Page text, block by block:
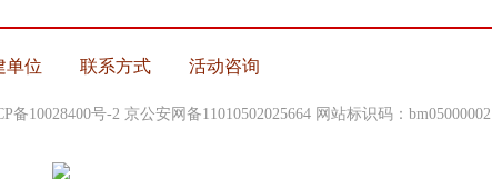
单位 联系方式 活动咨询
备10028400号-2 京公安网备11010502025664 网站标识码：bm05000002